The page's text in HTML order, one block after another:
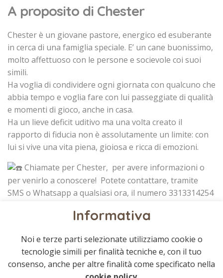
A proposito di Chester
Chester è un giovane pastore, energico ed esuberante
in cerca di una famiglia speciale. E’ un cane buonissimo,
molto affettuoso con le persone e socievole coi suoi
simili.
Ha voglia di condividere ogni giornata con qualcuno che
abbia tempo e voglia fare con lui passeggiate di qualità
e momenti di gioco, anche in casa.
Ha un lieve deficit uditivo ma una volta creato il
rapporto di fiducia non è assolutamente un limite: con
lui si vive una vita piena, gioiosa e ricca di emozioni.
Chiamate per Chester, per avere informazioni o
per venirlo a conoscere! Potete contattare, tramite
SMS o Whatsapp a qualsiasi ora, il numero 3313314254
potete telefonare per prendere un appuntamento al
Informativa
Noi e terze parti selezionate utilizziamo cookie o
tecnologie simili per finalità tecniche e, con il tuo
consenso, anche per altre finalità come specificato nella